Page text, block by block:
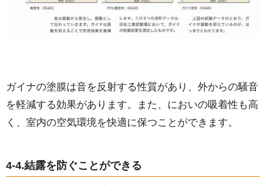
ガイナの塗膜は音を反射する性質があり、外からの騒音
を軽減する効果があります。また、においの吸着性も高
く、室内の空気環境を快適に保つことができます。
4-4.結露を防ぐことができる